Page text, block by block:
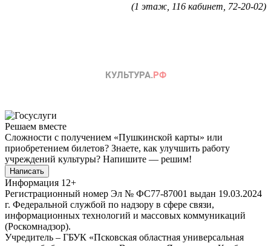
(1 этаж, 116 кабинет, 72-20-02)
Решаем вместе
Сложности с получением «Пушкинской карты» или
приобретением билетов? Знаете, как улучшить работу
учреждений культуры? Напишите — решим!
Написать
Информация 12+
Регистрационный номер Эл № ФС77-87001 выдан 19.03.2024
г. Федеральной службой по надзору в сфере связи,
информационных технологий и массовых коммуникаций
(Роскомнадзор).
Учредитель – ГБУК «Псковская областная универсальная